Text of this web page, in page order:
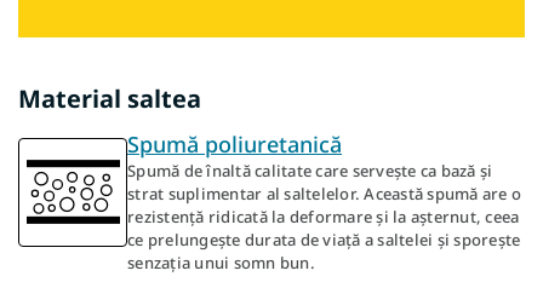
Material saltea
Spumă poliuretanică
Spumă de înaltă calitate care servește ca bază și
strat suplimentar al saltelelor. Această spumă are o
rezistență ridicată la deformare și la așternut, ceea
ce prelungește durata de viață a saltelei și sporește
senzația unui somn bun.